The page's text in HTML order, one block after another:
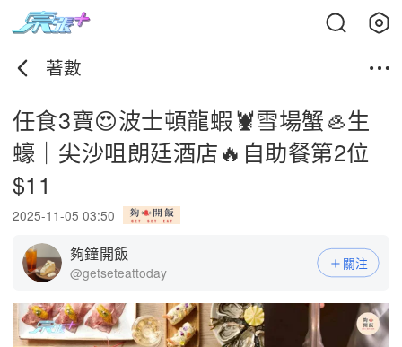
著數
任食3寶😍波士頓龍蝦🦞雪場蟹🦪生
蠔｜尖沙咀朗廷酒店🔥自助餐第2位
$11
2025-11-05 03:50
夠鐘開飯
@getseteattoday
關注